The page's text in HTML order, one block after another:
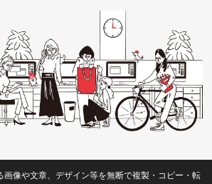
画像や文章、デザイン等を無断で複製・コピー・転